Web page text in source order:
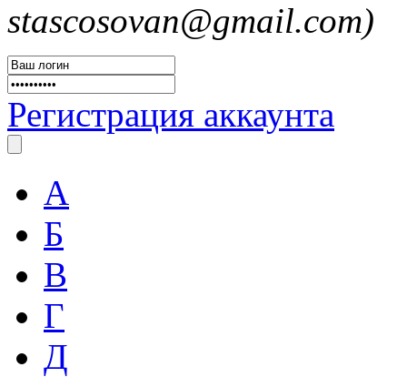
stascosovan@gmail.com)
Регистрация аккаунта
А
Б
В
Г
Д